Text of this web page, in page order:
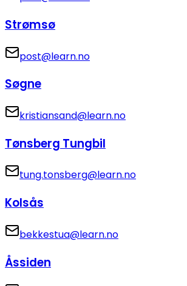
Strømsø
post@learn.no
Søgne
kristiansand@learn.no
Tønsberg Tungbil
tung.tonsberg@learn.no
Kolsås
bekkestua@learn.no
Åssiden